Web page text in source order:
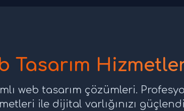
Tasarım
web tasarım çözümleri.
ile dijital varlığınızı